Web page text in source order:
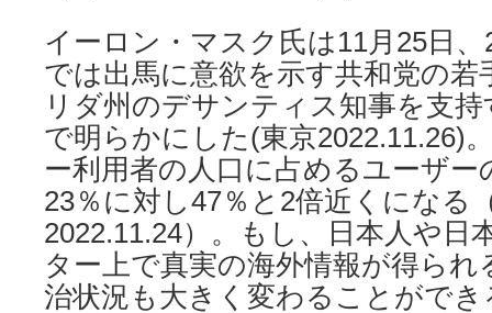
イーロン・マスク氏は11月25日
では出馬に意欲を示す共和党の若
リダ州のデサンティス知事を支
で明らかにした(東京2022.11.26)
ー利用者の人口に占めるユーザー
23％に対し47％と2倍近くになる
2022.11.24）。もし、日本人や日
ター上で真実の海外情報が得ら
治状況も大きく変わることがで